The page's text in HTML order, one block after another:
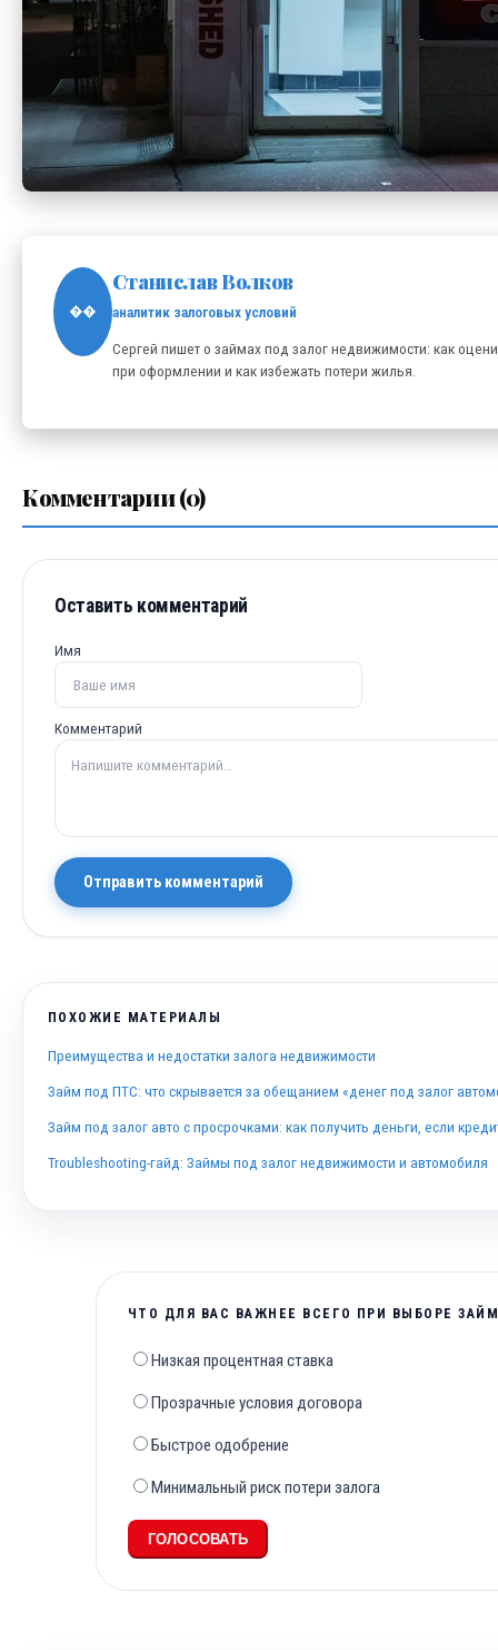
��
Станислав Волков
аналитик залоговых условий
Сергей пишет о займах под залог недвижимости: как
при оформлении и как избежать потери жилья.
Комментарии (0)
Оставить комментарий
Имя
Комментарий
Отправить комментарий
ПОХОЖИЕ МАТЕРИАЛЫ
Преимущества и недостатки залога недвижимости
Займ под ПТС: что скрывается за обещанием «денег под залог
Займ под залог авто с просрочками: как получить деньги, если
Troubleshooting-гайд: Займы под залог недвижимости и автомобиля
ЧТО ДЛЯ ВАС ВАЖНЕЕ ВСЕГО ПРИ ВЫБОРЕ
Низкая процентная ставка
Прозрачные условия договора
Быстрое одобрение
Минимальный риск потери залога
ГОЛОСОВАТЬ